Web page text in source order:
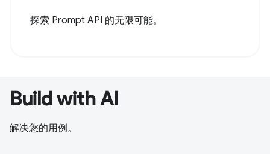
探索 Prompt API 的无限可能。
Build with AI
解决您的用例。